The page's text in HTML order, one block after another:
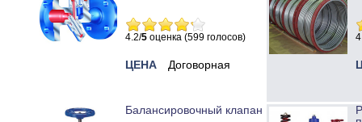
4.2/5 оценка (599 голосов)
ЦЕНА Договорная
Балансировочный клапан